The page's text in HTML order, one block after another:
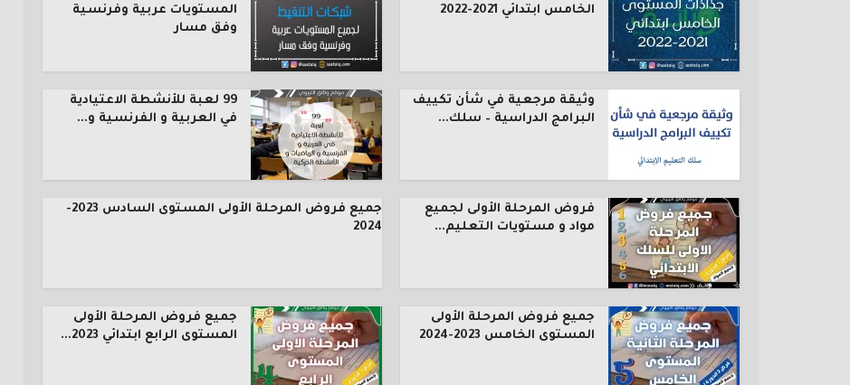
الخامس ابتدائي 2021-2022
المستويات عربية وفرنسية
وفق مسار
وثيقة مرجعية في شأن تكييف
البرامج الدراسية – سلك...
99 لعبة للأنشطة الاعتيادية
في العربية و الفرنسية و...
فروض المرحلة الأولى لجميع
مواد و مستويات التعليم...
جميع فروض المرحلة الأولى المستوى السادس 2023-
2024
جميع فروض المرحلة الأولى
المستوى الخامس 2023-2024
جميع فروض المرحلة الأولى
المستوى الرابع ابتدائي 2023...